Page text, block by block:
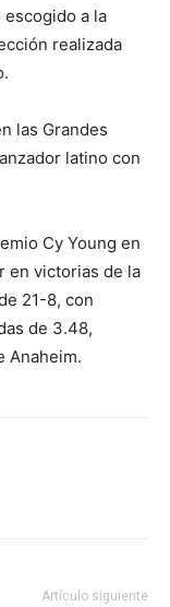
escogido a la
realizada
las Grandes
latino con
Cy Young en
en victorias de la
21-8, con
de 3.48,
Anaheim.
Artículo siguiente